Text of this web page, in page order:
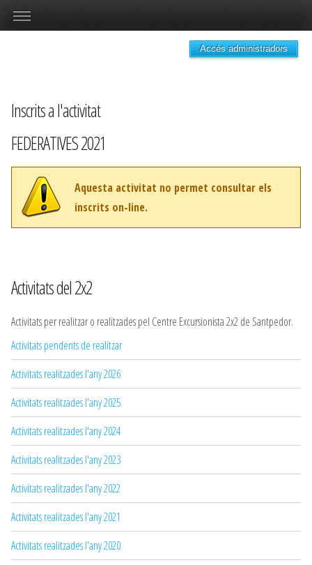
Accés administradors
Inscrits a l'activitat
FEDERATIVES 2021
Aquesta activitat no permet consultar els
inscrits on-line.
Activitats del 2x2
Activitats per realitzar o realitzades pel Centre Excursionista 2x2 de Santpedor.
Activitats pendents de realitzar
Activitats realitzades l'any 2026
Activitats realitzades l'any 2025
Activitats realitzades l'any 2024
Activitats realitzades l'any 2023
Activitats realitzades l'any 2022
Activitats realitzades l'any 2021
Activitats realitzades l'any 2020